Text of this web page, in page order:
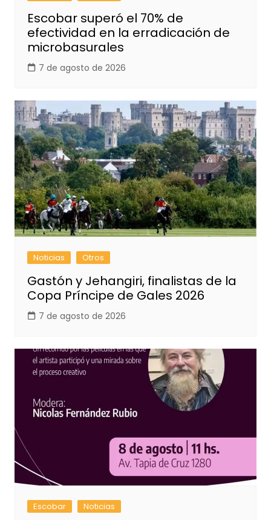
Escobar superó el 70% de
efectividad en la erradicación de
microbasurales
7 de agosto de 2026
Noticias Otros
Gastón y Jehangiri, finalistas de la
Copa Príncipe de Gales 2026
7 de agosto de 2026
Escobar Noticias